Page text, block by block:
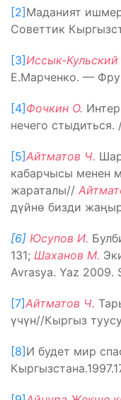
[2]Маданият
Советтик
[3]Иссык-
Е.Марченко. —
[4]Фочкин О.
нечего
[5]Айтматов Ч.
кабарчысы менен
жараталы//
дүйнө бизди
[6] Юсупов И.
131; Шаханов М.
Avrasya. Yaz 2009.
[7]Айтматов Ч.
үчүн//Кыргыз
[8]И будет мир